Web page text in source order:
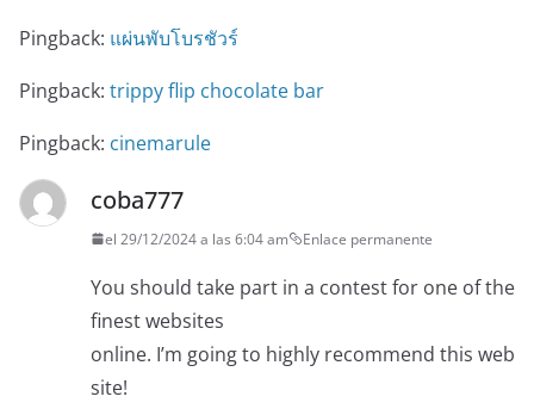
Pingback: แผ่นพับโบรชัวร์
Pingback: trippy flip chocolate bar
Pingback: cinemarule
coba777
el 29/12/2024 a las 6:04 am Enlace permanente
You should take part in a contest for one of the
finest websites
online. I’m going to highly recommend this web
site!